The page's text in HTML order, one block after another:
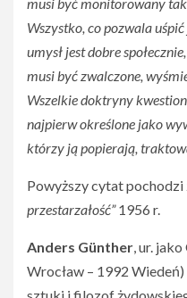
musi być monitorowany
Wszystko, co pozwala
umysł jest dobre
musi być zwalczone,
Wszelkie doktryny
najpierw określone jako
którzy ją popierają,
Powyższy cytat pochodzi
przestarzałość”1956 r.
Anders Günther, ur.
Wrocław – 1992